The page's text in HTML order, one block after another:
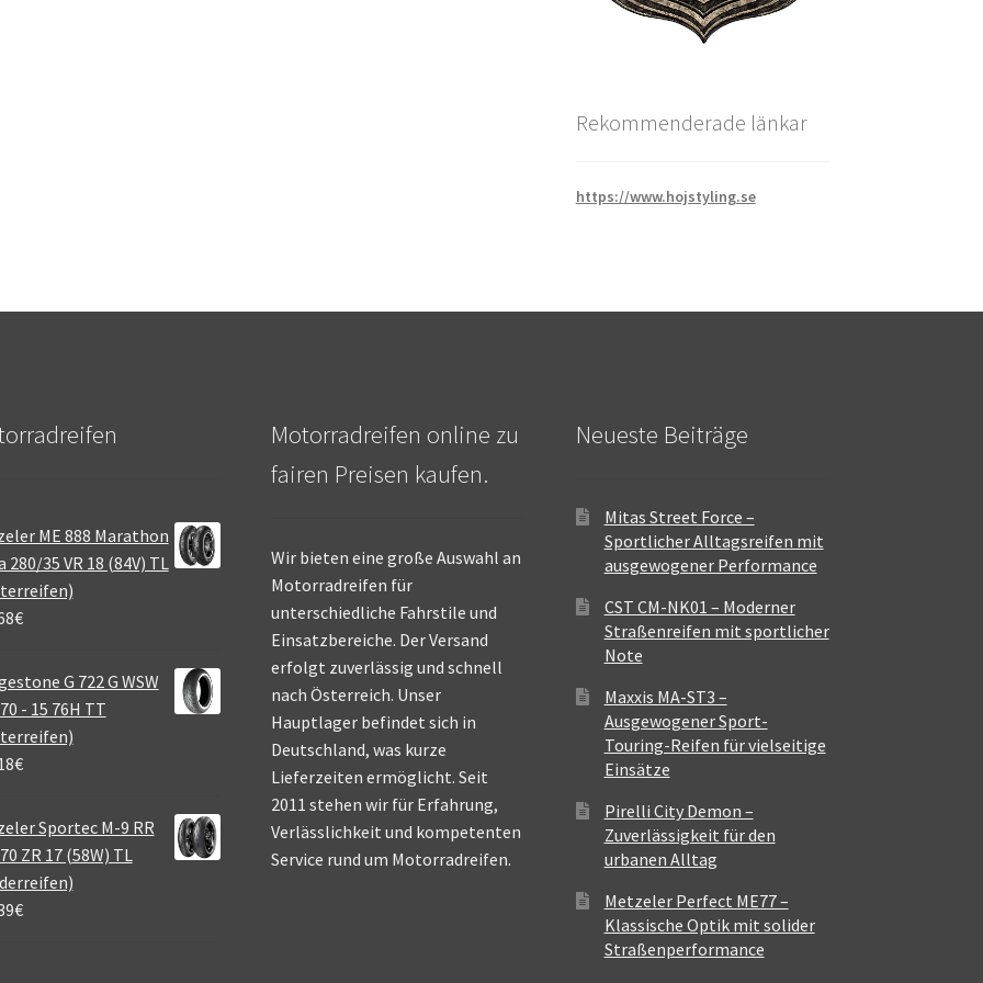
Rekommenderade länkar
https://www.hojstyling.se
ME 888 Marathon
280/35 VR 18 (84V) TL
€
G 722 G WSW
- 15 76H TT
€
Sportec M-9 RR
ZR 17 (58W) TL
€
Motorradreifen online zu
fairen Preisen kaufen.
Wir bieten eine große Auswahl an
Motorradreifen für
unterschiedliche Fahrstile und
Einsatzbereiche. Der Versand
erfolgt zuverlässig und schnell
nach Österreich. Unser
Hauptlager befindet sich in
Deutschland, was kurze
Lieferzeiten ermöglicht. Seit
2011 stehen wir für Erfahrung,
Verlässlichkeit und kompetenten
Service rund um Motorradreifen.
Neueste Beiträge
Mitas Street Force –
Sportlicher Alltagsreifen mit
ausgewogener Performance
CST CM-NK01 – Moderner
Straßenreifen mit sportlicher
Note
Maxxis MA-ST3 –
Ausgewogener Sport-
Touring-Reifen für vielseitige
Einsätze
Pirelli City Demon –
Zuverlässigkeit für den
urbanen Alltag
Metzeler Perfect ME77 –
Klassische Optik mit solider
Straßenperformance